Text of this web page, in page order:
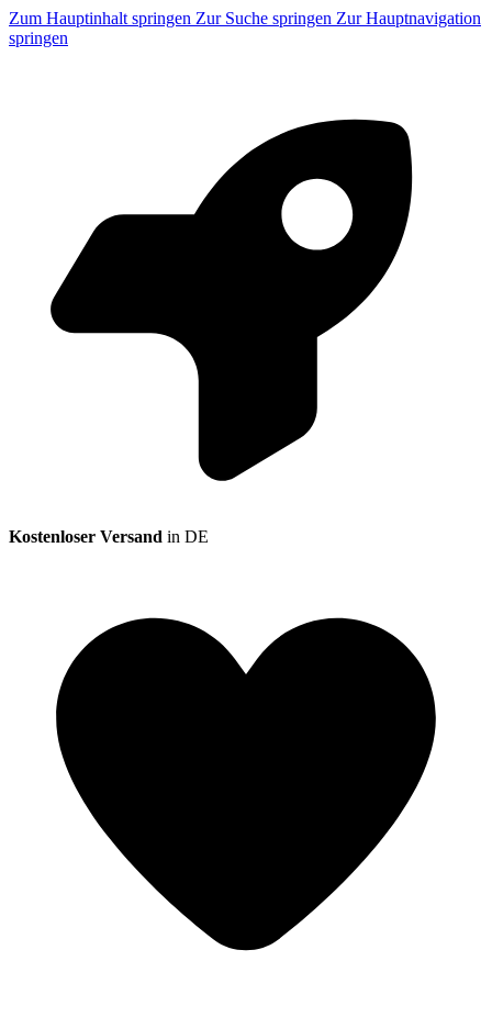
Zum Hauptinhalt springen Zur Suche springen Zur Hauptnavigation
springen
Kostenloser Versand in DE